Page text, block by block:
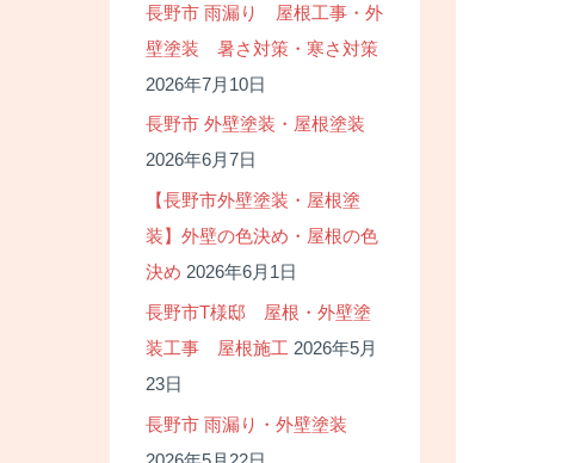
長野市 雨漏り 屋根工事・外
壁塗装 暑さ対策・寒さ対策
2026年7月10日
長野市 外壁塗装・屋根塗装
2026年6月7日
【長野市外壁塗装・屋根塗
装】外壁の色決め・屋根の色
決め 2026年6月1日
長野市T様邸 屋根・外壁塗
装工事 屋根施工 2026年5月
23日
長野市 雨漏り・外壁塗装